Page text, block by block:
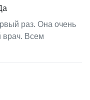
раз. Она очень
врач. Всем